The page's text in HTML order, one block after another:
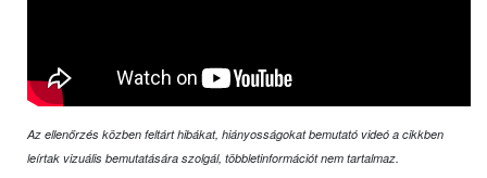
Az ellenőrzés közben feltárt hibákat, hiányosságokat bemutató videó a cikkben
leírtak vizuális bemutatására szolgál, többletinformációt nem tartalmaz.